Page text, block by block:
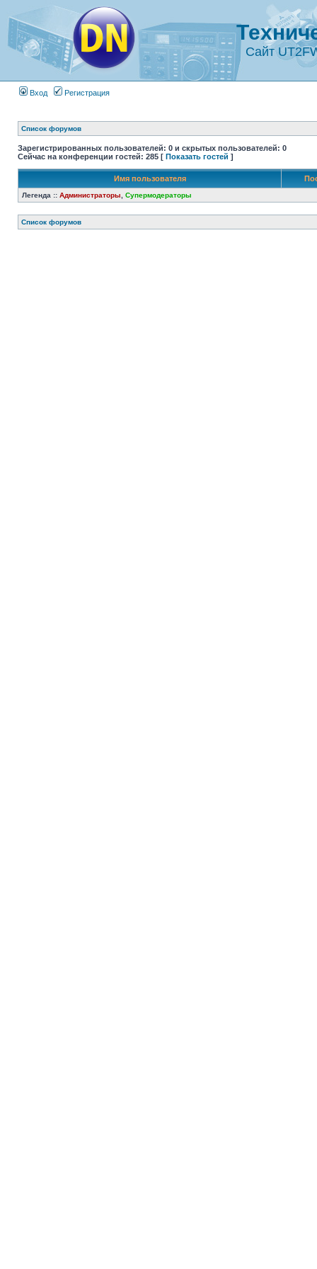
Сайт
Вход Регистрация
Список форумов
Зарегистрированных пользователей: 0 и скрытых пользователей: 0
Сейчас на конференции гостей: 285 [ Показать гостей ]
Имя пользователя
Легенда :: Администраторы Супермодераторы
Список форумов